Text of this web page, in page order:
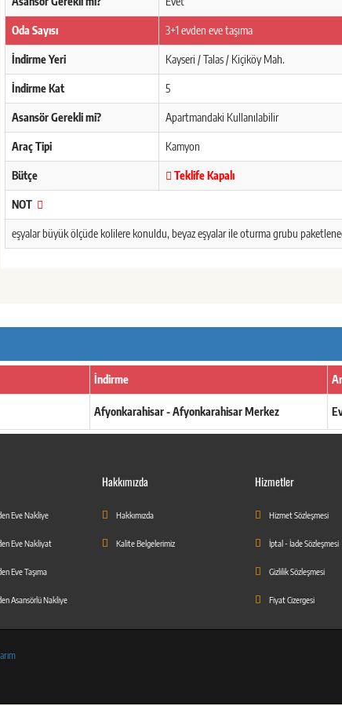
Oda Sayısı 3+1 evden eve taşıma
İndirme Yeri Kayseri / Talas / Kiçiköy Mah.
İndirme Kat 5
Asansör Gerekli mi? Apartmandaki Kullanılabilir
Araç Tipi Kamyon
Bütçe Teklife Kapalı
NOT
eşyalar büyük ölçüde kolilere konuldu, beyaz eşyalar ile oturma grubu
İndirme
Afyonkarahisar - Afyonkarahisar Merkez
Eve Nakliye
Eve Nakliyat
Eve Taşıma
Asansörlü Nakliye
Hakkımızda
Hakkımızda
Kalite Belgelerimiz
Hizmetler
Hizmet Sözleşmesi
İptal - İade Sözleşmesi
Gizlilik Sözleşmesi
Fiyat Cizergesi